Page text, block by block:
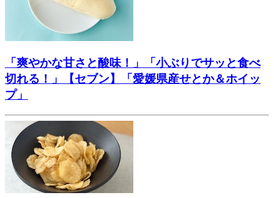
「爽やかな甘さと酸味！」「小ぶりでサッと食べ
切れる！」【セブン】「愛媛県産せとか＆ホイッ
プ」